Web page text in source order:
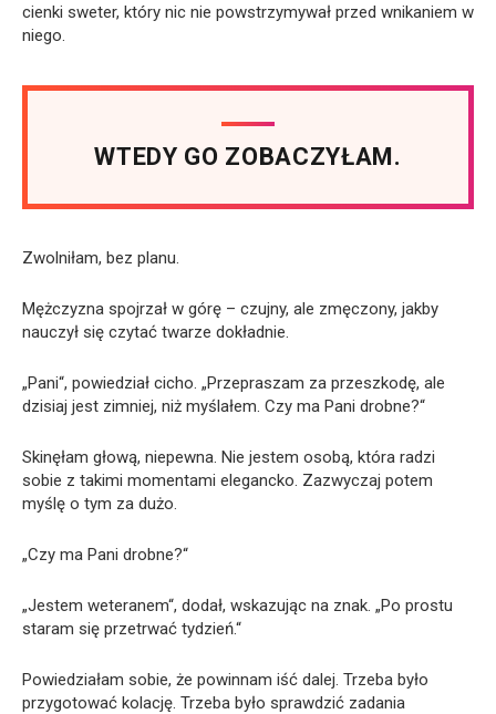
cienki sweter, który nic nie powstrzymywał przed wnikaniem w
niego.
WTEDY GO ZOBACZYŁAM.
Zwolniłam, bez planu.
Mężczyzna spojrzał w górę – czujny, ale zmęczony, jakby
nauczył się czytać twarze dokładnie.
„Pani“, powiedział cicho. „Przepraszam za przeszkodę, ale
dzisiaj jest zimniej, niż myślałem. Czy ma Pani drobne?“
Skinęłam głową, niepewna. Nie jestem osobą, która radzi
sobie z takimi momentami elegancko. Zazwyczaj potem
myślę o tym za dużo.
„Czy ma Pani drobne?“
„Jestem weteranem“, dodał, wskazując na znak. „Po prostu
staram się przetrwać tydzień.“
Powiedziałam sobie, że powinnam iść dalej. Trzeba było
przygotować kolację. Trzeba było sprawdzić zadania